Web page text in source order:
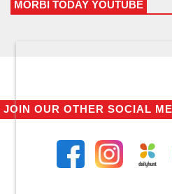
MORBI TODAY YOUTUBE
JOIN OUR OTHER SOCIAL